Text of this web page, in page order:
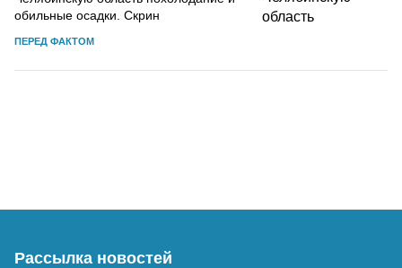
обильные осадки. Скрин
ПЕРЕД ФАКТОМ
Рассылка новостей